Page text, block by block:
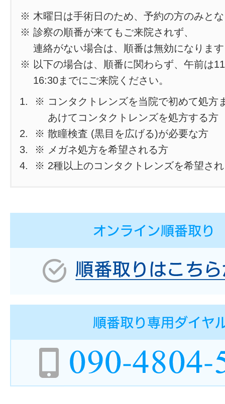
※ 木曜日は手術日のため、予約の方のみと
※ 診察の順番が来てもご来院されず、
連絡がない場合は、順番は無効になりま
※ 以下の場合は、順番に関わらず、午前は
16:30までにご来院ください。
※ コンタクトレンズを当院で初めて処方
あけてコンタクトレンズを処方する方
※ 散瞳検査 (黒目を広げる)が必要な方
※ メガネ処方を希望される方
※ 2種以上のコンタクトレンズを希望さ